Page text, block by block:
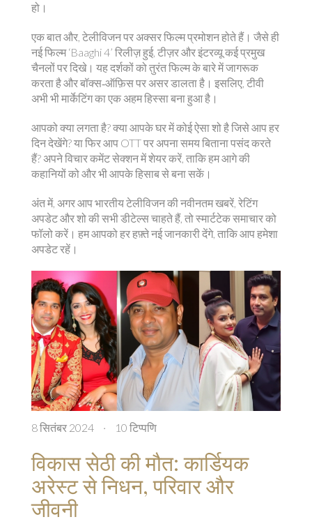
हो।
एक बात और, टेलीविजन पर अक्सर फिल्म प्रमोशन होते हैं। जैसे ही
नई फिल्म ‘Baaghi 4’ रिलीज़ हुई, टीज़र और इंटरव्यू कई प्रमुख
चैनलों पर दिखे। यह दर्शकों को तुरंत फिल्म के बारे में जागरूक
करता है और बॉक्स‑ऑफ़िस पर असर डालता है। इसलिए, टीवी
अभी भी मार्केटिंग का एक अहम हिस्सा बना हुआ है।
आपको क्या लगता है? क्या आपके घर में कोई ऐसा शो है जिसे आप हर
दिन देखेंगे? या फिर आप OTT पर अपना समय बिताना पसंद करते
हैं? अपने विचार कमेंट सेक्शन में शेयर करें, ताकि हम आगे की
कहानियों को और भी आपके हिसाब से बना सकें।
अंत में, अगर आप भारतीय टेलीविजन की नवीनतम खबरें, रेटिंग
अपडेट और शो की सभी डीटेल्स चाहते हैं, तो स्मार्टटेक समाचार को
फॉलो करें। हम आपको हर हफ़्ते नई जानकारी देंगे, ताकि आप हमेशा
अपडेट रहें।
8 सितंबर 2024 · 10 टिप्पणि
विकास सेठी की मौत: कार्डियक
अरेस्ट से निधन, परिवार और
जीवनी